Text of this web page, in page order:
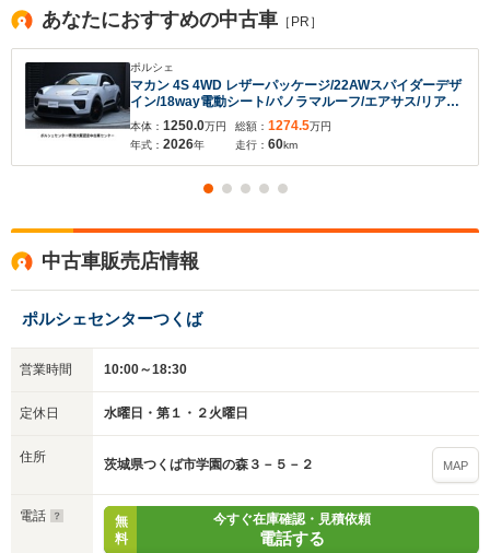
あなたにおすすめの中古車 ［PR］
ポルシェ
マカン 4S 4WD レザーパッケージ/22AWスパイダーデザ
イン/18way電動シート/パノラマルーフ/エアサス/リアア
クスル/HUD/マトリックスヘッド/シートヒーター/シート
ベンチレーション/電動充電ポートカバー/スポクロ
本体： 1250.0万円
年式： 2026年
総額： 1274.5万円
走行： 60km
中古車販売店情報
ポルシェセンターつくば
営業時間 10:00～18:30
定休日 水曜日・第１・２火曜日
住所 茨城県つくば市学園の森３－５－２ MAP
電話
無
料
今すぐ在庫確認・見積依頼
電話する